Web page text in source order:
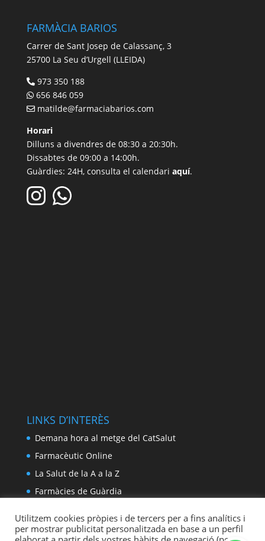
FARMÀCIA BARIOS
Carrer de Sant Josep de Calassanç, 3
25700 La Seu d’Urgell (LLEIDA)
973 350 188
656 846 059
matilde@farmaciabarios.com
Horari
Dilluns a divendres de 08:30 a 20:30h.
Dissabtes de 09:00 a 14:00h.
Guàrdies: 24H, consulta el calendari aquí.
LINKS D’INTERÈS
Demana hora al metge del CatSalut
Farmacèutic Online
La Salut de la A a la Z
Farmàcies de Guàrdia
Utilitzem cookies pròpies i de tercers per a fins analítics i
per mostrar publicitat personalitzada en base a un perfil